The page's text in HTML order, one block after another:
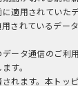
適用されていた
されているデー
ータ通信のご利
す。
れます。本トッ